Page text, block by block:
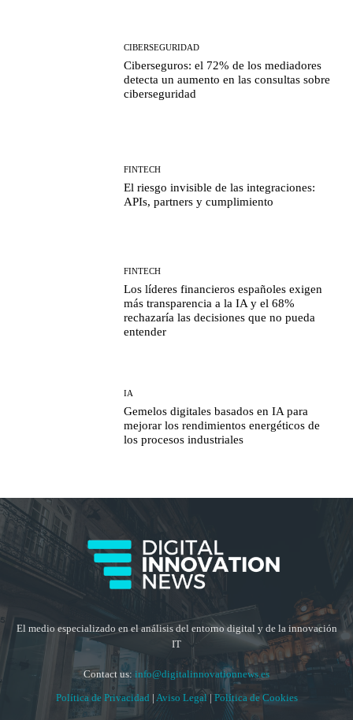
CIBERSEGURIDAD
Ciberseguros: el 72% de los mediadores
detecta un aumento en las consultas sobre
ciberseguridad
FINTECH
El riesgo invisible de las integraciones:
APIs, partners y cumplimiento
FINTECH
Los líderes financieros españoles exigen
más transparencia a la IA y el 68%
rechazaría las decisiones que no pueda
entender
IA
Gemelos digitales basados en IA para
mejorar los rendimientos energéticos de
los procesos industriales
El medio especializado en el análisis del entorno digital y de la innovación
IT
Contact us: info@digitalinnovationnews.es
Política de Privacidad | Aviso Legal | Política de Cookies